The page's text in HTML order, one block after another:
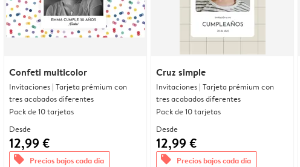
Confeti multicolor
Invitaciones | Tarjeta prémium con
tres acabados diferentes
Pack de 10 tarjetas
Desde
12,99 €
offers Precios bajos cada día
Cruz simple
Invitaciones | Tarjeta prémium con
tres acabados diferentes
Pack de 10 tarjetas
Desde
12,99 €
offers Precios bajos cada día